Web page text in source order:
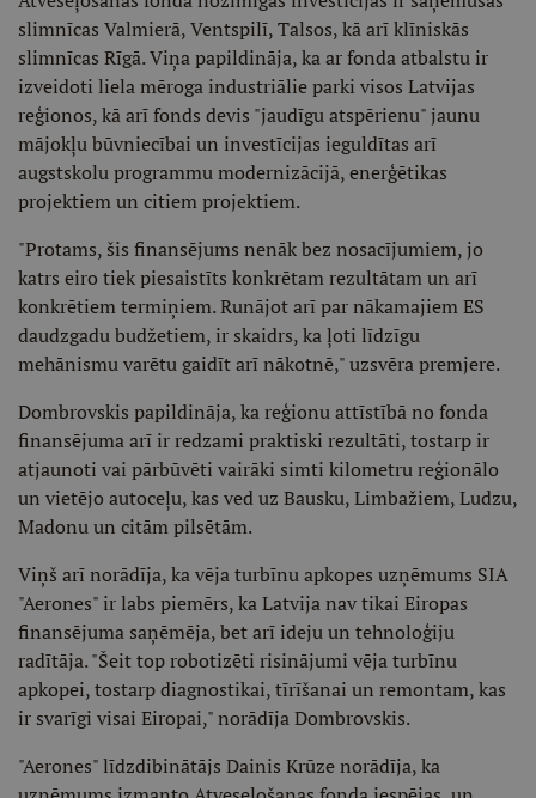
slimnīcas Valmierā, Ventspilī, Talsos, kā arī klīniskās
slimnīcas Rīgā. Viņa papildināja, ka ar fonda atbalstu ir
izveidoti liela mēroga industriālie parki visos Latvijas
reģionos, kā arī fonds devis "jaudīgu atspērienu" jaunu
mājokļu būvniecībai un investīcijas ieguldītas arī
augstskolu programmu modernizācijā, enerģētikas
projektiem un citiem projektiem.
"Protams, šis finansējums nenāk bez nosacījumiem, jo
katrs eiro tiek piesaistīts konkrētam rezultātam un arī
konkrētiem termiņiem. Runājot arī par nākamajiem ES
daudzgadu budžetiem, ir skaidrs, ka ļoti līdzīgu
mehānismu varētu gaidīt arī nākotnē," uzsvēra premjere.
Dombrovskis papildināja, ka reģionu attīstībā no fonda
finansējuma arī ir redzami praktiski rezultāti, tostarp ir
atjaunoti vai pārbūvēti vairāki simti kilometru reģionālo
un vietējo autoceļu, kas ved uz Bausku, Limbažiem, Ludzu,
Madonu un citām pilsētām.
Viņš arī norādīja, ka vēja turbīnu apkopes uzņēmums SIA
"Aerones" ir labs piemērs, ka Latvija nav tikai Eiropas
finansējuma saņēmēja, bet arī ideju un tehnoloģiju
radītāja. "Šeit top robotizēti risinājumi vēja turbīnu
apkopei, tostarp diagnostikai, tīrīšanai un remontam, kas
ir svarīgi visai Eiropai," norādīja Dombrovskis.
"Aerones" līdzdibinātājs Dainis Krūze norādīja, ka